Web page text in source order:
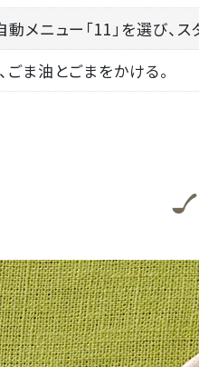
メニュー「11」を選び、ス
ま油とごまをかける。